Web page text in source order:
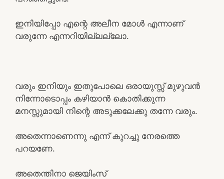
ഇനിയിപ്പോ എന്റെ അലീന മോൾ എന്നാണ്
വരുന്നേ എന്നറിയില്ലല്ലോ.
വരും ഇനിയും ഇതുപോലെ ഒരായുസ്സ് മുഴുവൻ
നിന്നോടൊപ്പം കഴിയാൻ കൊതിക്കുന്ന
മനസ്സുമായി നിന്റെ അടുക്കലേക്കു തന്നേ വരും.
അതെന്നാണെന്നു എന്ന് കുറച്ചു നേരത്തെ
പറയണേ.
അതെന്തിനാ ജെയിംസ്